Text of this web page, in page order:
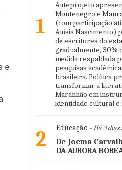
e
1
Anteprojeto
Montenegro e
(com participação
Anísia Nascimento)
de escritores do
gradualmente, 30%
medida respaldada
pesquisas
brasileira. Política
transformar a
Maranhão em
identidade cultural e
2 Educação - Há 3 dias
De Joema
DA AURORA